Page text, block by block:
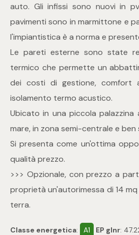
auto. Gli infissi sono nuovi in
pavimenti sono in marmittone e
l'impiantistica è a norma e
Le pareti esterne sono state
termico che permette un
dei costi di gestione, comfort
isolamento termo acustico.
Ubicato in una piccola palazzina
mare, in zona semi-centrale e ben
Si presenta come un'ottima
qualità prezzo.
>>> Opzionale, con prezzo a
proprietà un'autorimessa di 14
terra.
Classe energetica: A1 EP glnr:
Totale
mq
Locali
Qualsiasi